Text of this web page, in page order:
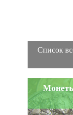
Список